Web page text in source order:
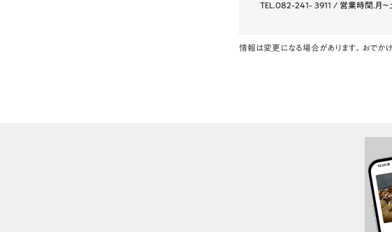
TEL.082-241- 3911 営業時間.月
情報は変更になる場合があります。おでか